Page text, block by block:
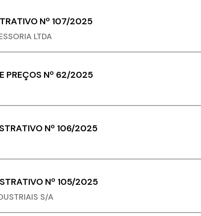
Nº 107/2025
LTDA
PREÇOS Nº 62/2025
Nº 106/2025
Nº 105/2025
S/A